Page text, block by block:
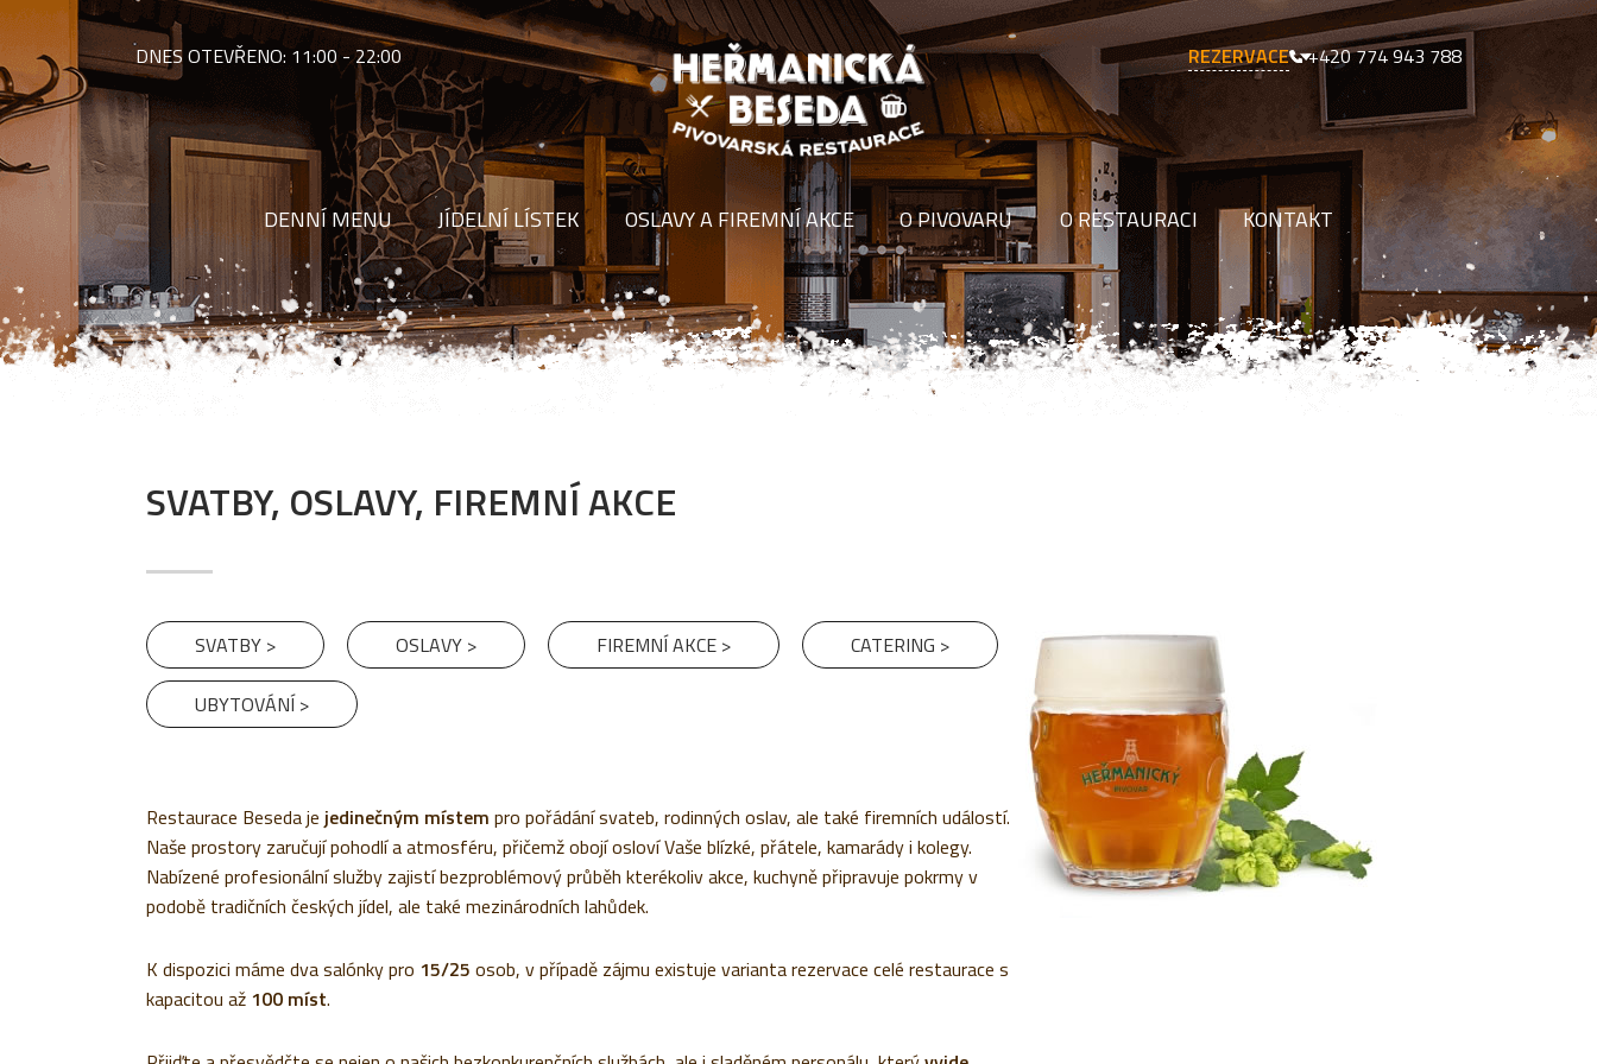
DNES OTEVŘENO:11:00 - 22:00 REZERVACE +420 774 943 788
DENNÍ MENU JÍDELNÍ LÍSTEK OSLAVY A FIREMNÍ AKCE O PIVOVARU O RESTAURACI KONTAKT
SVATBY, OSLAVY, FIREMNÍ AKCE
SVATBY > OSLAVY > FIREMNÍ AKCE > CATERING >
UBYTOVÁNÍ >
Restaurace Beseda je jedinečným místem pro pořádání svateb, rodinných oslav, ale také firemních událostí.
Naše prostory zaručují pohodlí a atmosféru, přičemž obojí osloví Vaše blízké, přátele, kamarády i kolegy.
Nabízené profesionální služby zajistí bezproblémový průběh kterékoliv akce, kuchyně připravuje pokrmy v
podobě tradičních českých jídel, ale také mezinárodních lahůdek.
K dispozici máme dva salónky pro 15/25 osob, v případě zájmu existuje varianta rezervace celé restaurace s
kapacitou až 100 míst.